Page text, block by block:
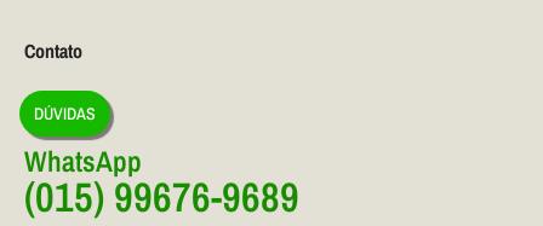
Contato
DÚVIDAS
WhatsApp
(015) 99676-9689